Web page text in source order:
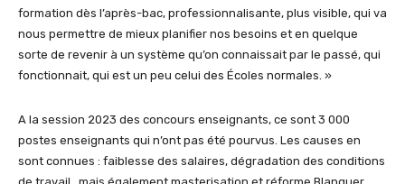
formation dès l’après-bac, professionnalisante, plus visible, qui va
nous permettre de mieux planifier nos besoins et en quelque
sorte de revenir à un système qu’on connaissait par le passé, qui
fonctionnait, qui est un peu celui des Écoles normales. »
A la session 2023 des concours enseignants, ce sont 3 000
postes enseignants qui n’ont pas été pourvus. Les causes en
sont connues : faiblesse des salaires, dégradation des conditions